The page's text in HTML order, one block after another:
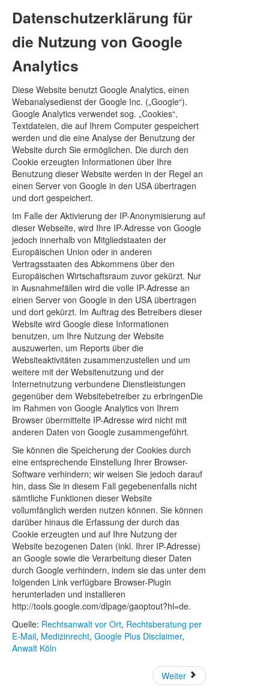
Datenschutzerklärung für
die Nutzung von Google
Analytics
Diese Website benutzt Google Analytics, einen
Webanalysedienst der Google Inc. („Google“).
Google Analytics verwendet sog. „Cookies“,
Textdateien, die auf Ihrem Computer gespeichert
werden und die eine Analyse der Benutzung der
Website durch Sie ermöglichen. Die durch den
Cookie erzeugten Informationen über Ihre
Benutzung dieser Website werden in der Regel an
einen Server von Google in den USA übertragen
und dort gespeichert.
Im Falle der Aktivierung der IP-Anonymisierung auf
dieser Webseite, wird Ihre IP-Adresse von Google
jedoch innerhalb von Mitgliedstaaten der
Europäischen Union oder in anderen
Vertragsstaaten des Abkommens über den
Europäischen Wirtschaftsraum zuvor gekürzt. Nur
in Ausnahmefällen wird die volle IP-Adresse an
einen Server von Google in den USA übertragen
und dort gekürzt. Im Auftrag des Betreibers dieser
Website wird Google diese Informationen
benutzen, um Ihre Nutzung der Website
auszuwerten, um Reports über die
Websiteaktivitäten zusammenzustellen und um
weitere mit der Websitenutzung und der
Internetnutzung verbundene Dienstleistungen
gegenüber dem Websitebetreiber zu erbringenDie
im Rahmen von Google Analytics von Ihrem
Browser übermittelte IP-Adresse wird nicht mit
anderen Daten von Google zusammengeführt.
Sie können die Speicherung der Cookies durch
eine entsprechende Einstellung Ihrer Browser-
Software verhindern; wir weisen Sie jedoch darauf
hin, dass Sie in diesem Fall gegebenenfalls nicht
sämtliche Funktionen dieser Website
vollumfänglich werden nutzen können. Sie können
darüber hinaus die Erfassung der durch das
Cookie erzeugten und auf Ihre Nutzung der
Website bezogenen Daten (inkl. Ihrer IP-Adresse)
an Google sowie die Verarbeitung dieser Daten
durch Google verhindern, indem sie das unter dem
folgenden Link verfügbare Browser-Plugin
herunterladen und installieren
http://tools.google.com/dlpage/gaoptout?hl=de.
Quelle: Rechtsanwalt vor Ort, Rechtsberatung per
E-Mail, Medizinrecht, Google Plus Disclaimer,
Anwalt Köln
Weiter